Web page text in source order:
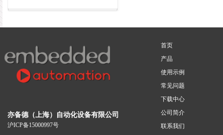
亦备德（上海）自动化设备有限公司
沪ICP备15000997号
首页
产品
使用示例
常见问题
下载中心
公司简介
联系我们